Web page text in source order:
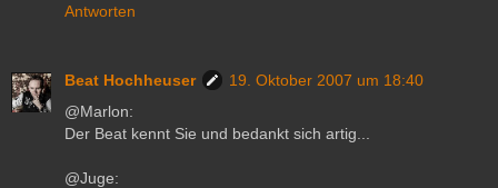
Antworten
Beat Hochheuser
19. Oktober 2007 um 18:40
@Marlon:
Der Beat kennt Sie und bedankt sich artig...
@Juge: